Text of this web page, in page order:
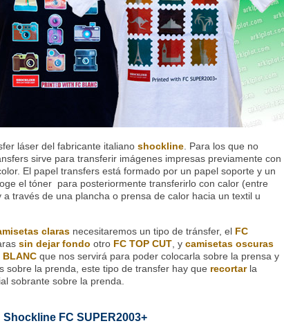
láser del fabricante italiano shockline . Para los que no
sirve para transferir imágenes impresas previamente con
El papel transfers está formado por un papel soporte y un
el tóner para posteriormente transferirlo con calor (entre
través de una plancha o prensa de calor hacia un textil u
claras necesitaremos un tipo de tránsfer, el FC
sin dejar fondo otro FC TOP CUT , y camisetas oscuras
BLANC que nos servirá para poder colocarla sobre la prensa y
sobre la prenda, este tipo de transfer hay que recortarla
sobrante sobre la prenda.
Shockline FC SUPER2003+